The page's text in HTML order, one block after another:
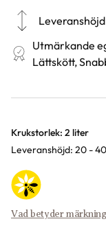
Leveranshöjd
Utmärkande
Lättskött,
Varianter
Krukstorlek: 2 liter
Leveranshöjd: 20 -
Vad betyder